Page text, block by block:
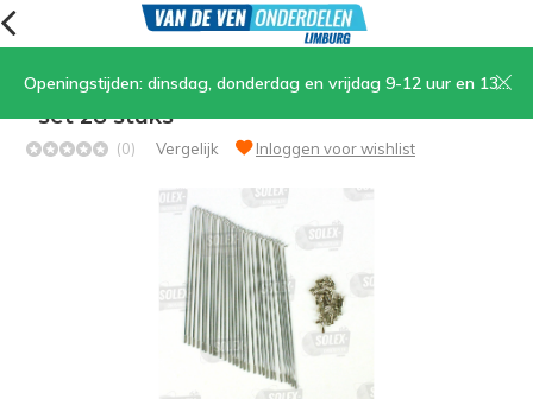
Openingstijden: dinsdag, donderdag en vrijdag 9-12 uur en 13.30-17 uur, zaterdag 9-12 uur
06. Spaken met nippels 19" - 13 gangen 196
- set 28 stuks
(0) Vergelijk Inloggen voor wishlist